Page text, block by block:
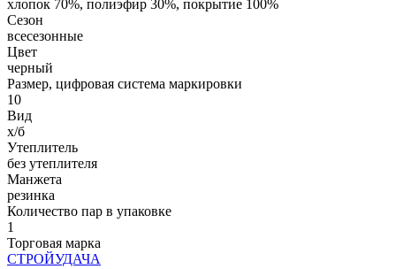
хлопок 70%, полиэфир 30%, покрытие 100%
Сезон
всесезонные
Цвет
черный
Размер, цифровая система маркировки
10
Вид
х/б
Утеплитель
без утеплителя
Манжета
резинка
Количество пар в упаковке
1
Торговая марка
СТРОЙУДАЧА